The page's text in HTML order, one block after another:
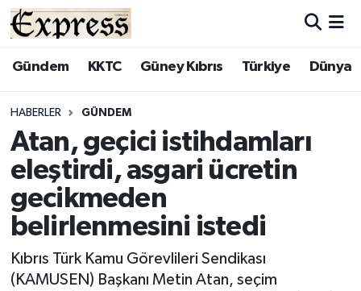
Gündem KKTC Güney Kıbrıs Türkiye Dünya
HABERLER GÜNDEM
Atan, geçici istihdamları
eleştirdi, asgari ücretin
gecikmeden
belirlenmesini istedi
Kıbrıs Türk Kamu Görevlileri Sendikası
(KAMUSEN) Başkanı Metin Atan, seçim
ALAYKÖY
BİLİM
ÇATALKÖY
DÜNYA
EĞİTİM
Hava Durumu
Süper Lig Puan Durumu ve Fikstür
Tüm Manşetler
Son Dakika Haberleri
Haber Arşivi